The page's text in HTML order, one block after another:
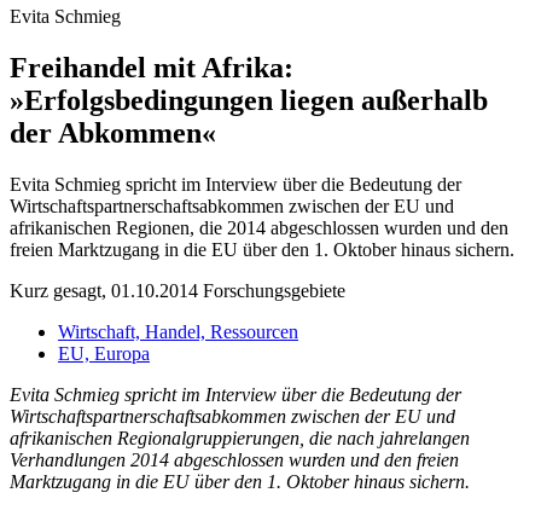
Evita Schmieg
Freihandel mit Afrika:
»Erfolgsbedingungen liegen außerhalb
der Abkommen«
Evita Schmieg spricht im Interview über die Bedeutung der
Wirtschaftspartnerschaftsabkommen zwischen der EU und
afrikanischen Regionen, die 2014 abgeschlossen wurden und den
freien Marktzugang in die EU über den 1. Oktober hinaus sichern.
Kurz gesagt, 01.10.2014 Forschungsgebiete
Wirtschaft, Handel, Ressourcen
EU, Europa
Evita Schmieg spricht im Interview über die Bedeutung der
Wirtschaftspartnerschaftsabkommen zwischen der EU und
afrikanischen Regionalgruppierungen, die nach jahrelangen
Verhandlungen 2014 abgeschlossen wurden und den freien
Marktzugang in die EU über den 1. Oktober hinaus sichern.